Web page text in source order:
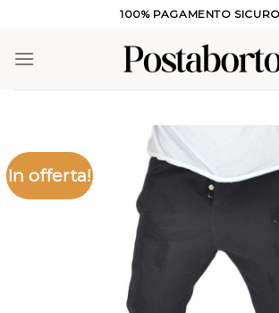
contenuti
100% PAGAMENTO SICURO
In offerta!